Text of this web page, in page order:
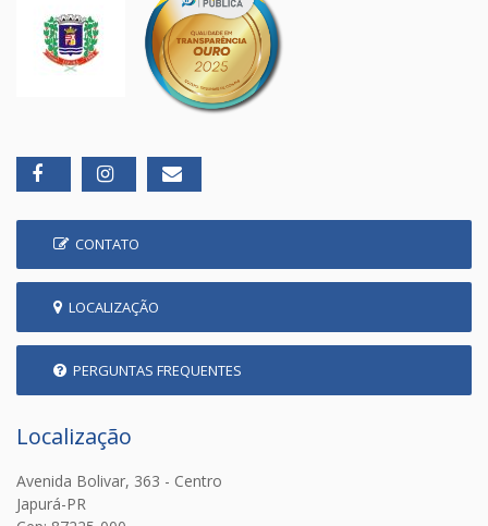
CONTATO
LOCALIZAÇÃO
PERGUNTAS FREQUENTES
Localização
Avenida Bolivar, 363 - Centro
Japurá-PR